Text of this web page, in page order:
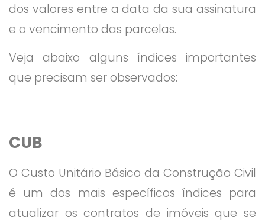
dos valores entre a data da sua assinatura
e o vencimento das parcelas.
Veja abaixo alguns índices importantes
que precisam ser observados:
CUB
O Custo Unitário Básico da Construção Civil
é um dos mais específicos índices para
atualizar os contratos de imóveis que se